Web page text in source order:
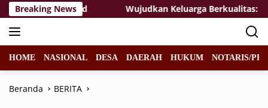
Langsung
ke
konten
Breaking News
Terwujud Wujudkan Keluarga Berkualitas:
HOME NASIONAL DESA DAERAH HUKUM NOTARIS/
Beranda BERITA